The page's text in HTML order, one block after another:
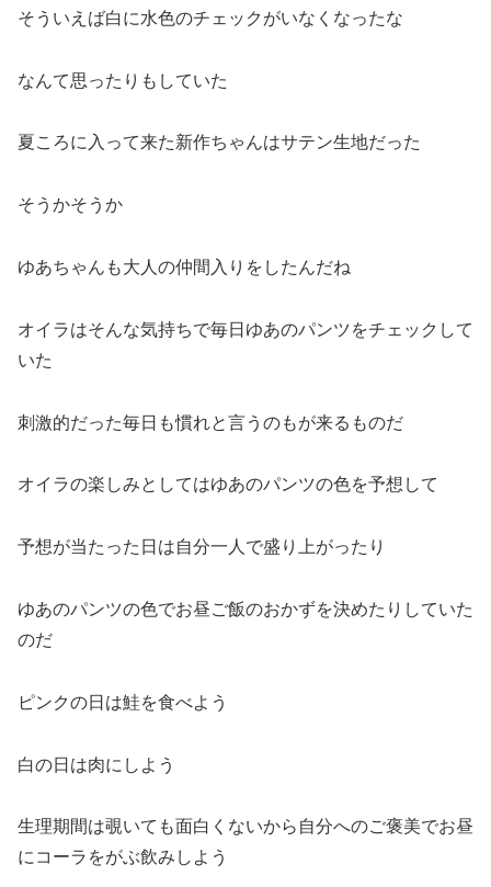
そういえば白に水色のチェックがいなくなったな
なんて思ったりもしていた
夏ころに入って来た新作ちゃんはサテン生地だった
そうかそうか
ゆあちゃんも大人の仲間入りをしたんだね
オイラはそんな気持ちで毎日ゆあのパンツをチェックして
いた
刺激的だった毎日も慣れと言うのもが来るものだ
オイラの楽しみとしてはゆあのパンツの色を予想して
予想が当たった日は自分一人で盛り上がったり
ゆあのパンツの色でお昼ご飯のおかずを決めたりしていた
のだ
ピンクの日は鮭を食べよう
白の日は肉にしよう
生理期間は覗いても面白くないから自分へのご褒美でお昼
にコーラをがぶ飲みしよう